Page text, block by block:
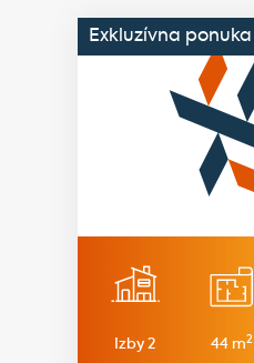
Exkluzívna ponuka
Izby 2 44 m2